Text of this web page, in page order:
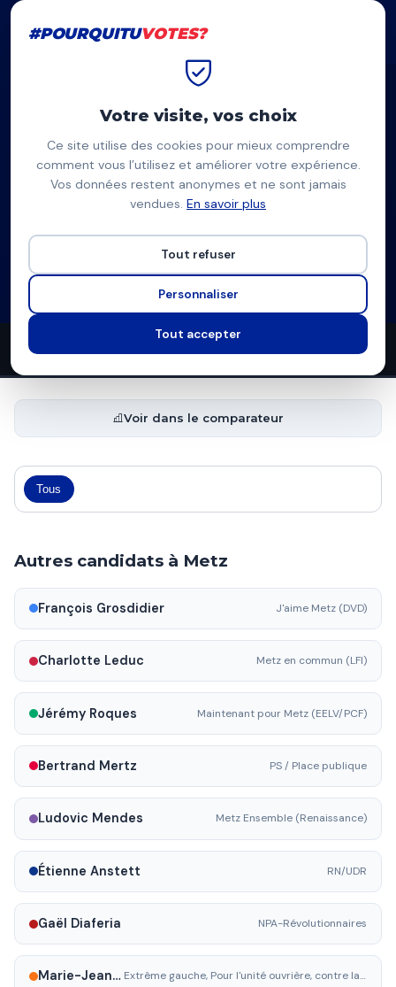
#POURQUITUVOTES?
MR
Mario Rinaldi
Liste d'extrême-gauche
0propositions0thèmes couverts9candidats en lice
Voir dans le comparateur
Tous
Autres candidats à Metz
François Grosdidier J'aime Metz (DVD)
Charlotte Leduc Metz en commun (LFI)
Jérémy Roques Maintenant pour Metz (EELV/PCF)
Bertrand Mertz PS / Place publique
Ludovic Mendes Metz Ensemble (Renaissance)
Étienne Anstett RN/UDR
Gaël Diaferia NPA-Révolutionnaires
Marie-Jeanne Becht Extrême gauche, Pour l'unité ouvrière, contre la guerre,soutenue pour le PT
#POURQUITUVOTES?
Votre visite, vos choix
Ce site utilise des cookies pour mieux comprendre
comment vous l’utilisez et améliorer votre expérience.
Vos données restent anonymes et ne sont jamais
vendues. En savoir plus
Tout refuser
Personnaliser
Tout accepter